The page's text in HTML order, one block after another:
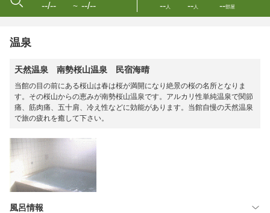
--/-- 〜 --/-- --人 --人 --部屋
温泉
天然温泉 南勢桜山温泉 民宿海晴
当館の目の前にある桜山は春は桜が満開になり絶景の桜の名所となりま
す。その桜山からの恵みが南勢桜山温泉です。アルカリ性単純温泉で関節
痛、筋肉痛、五十肩、冷え性などに効能があります。当館自慢の天然温泉
で旅の疲れを癒して下さい。
風呂情報